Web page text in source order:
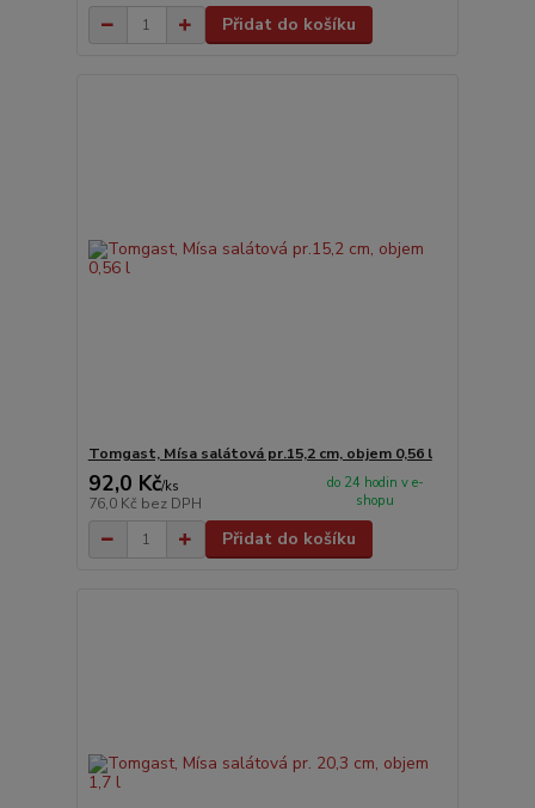
Přidat do košíku
Tomgast, Mísa salátová pr.15,2 cm, objem 0,56 l
92,0 Kč/ks
76,0 Kč bez DPH
do 24 hodin v e-
shopu
Přidat do košíku